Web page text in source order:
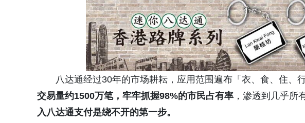
八达通经过30年的市场耕耘，应用范围遍布「衣、食、住、
交易量约1500万笔，牢牢抓握98%的市民占有率 ，渗透到几乎所
入八达通支付是绕不开的第一步。